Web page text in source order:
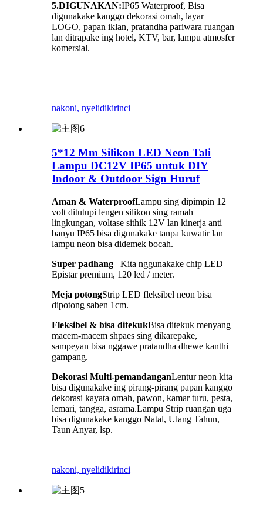
5.DIGUNAKAN:IP65 Waterproof, Bisa
digunakake kanggo dekorasi omah, layar
LOGO, papan iklan, pratandha pariwara ruangan
lan ditrapake ing hotel, KTV, bar, lampu atmosfer
komersial.
nakoni, nyelidikirinci
5*12 Mm Silikon LED Neon Tali
Lampu DC12V IP65 untuk DIY
Indoor & Outdoor Sign Huruf
Aman & WaterproofLampu sing dipimpin 12
volt ditutupi lengen silikon sing ramah
lingkungan, voltase sithik 12V lan kinerja anti
banyu IP65 bisa digunakake tanpa kuwatir lan
lampu neon bisa didemek bocah.
Super padhang
Kita nggunakake chip LED
Epistar premium, 120 led / meter.
Meja potongStrip LED fleksibel neon bisa
dipotong saben 1cm.
Fleksibel & bisa ditekukBisa ditekuk menyang
macem-macem shpaes sing dikarepake,
sampeyan bisa nggawe pratandha dhewe kanthi
gampang.
Dekorasi Multi-pemandanganLentur neon kita
bisa digunakake ing pirang-pirang papan kanggo
dekorasi kayata omah, pawon, kamar turu, pesta,
lemari, tangga, asrama.Lampu Strip ruangan uga
bisa digunakake kanggo Natal, Ulang Tahun,
Taun Anyar, lsp.
nakoni, nyelidikirinci